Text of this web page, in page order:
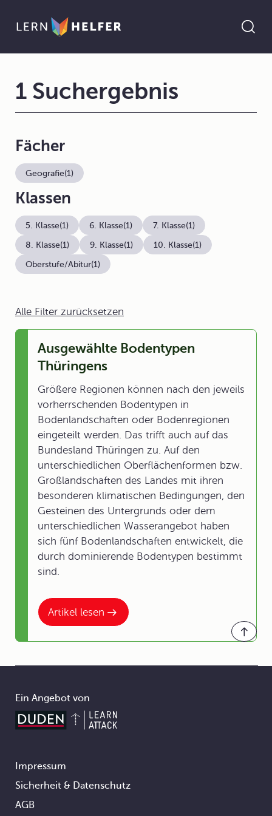
Alle Filter zurücksetzen
Artikel lesen
Ausgewählte Bodentypen
Thüringens
Größere Regionen können nach den jeweils
vorherrschenden Bodentypen in
Bodenlandschaften oder Bodenregionen
eingeteilt werden. Das trifft auch auf das
Bundesland Thüringen zu. Auf den
unterschiedlichen Oberflächenformen bzw.
Großlandschaften des Landes mit ihren
besonderen klimatischen Bedingungen, den
Gesteinen des Untergrunds oder dem
unterschiedlichen Wasserangebot haben
sich fünf Bodenlandschaften entwickelt, die
durch dominierende Bodentypen bestimmt
sind.
1 Suchergebnis
Fächer
Geografie(1)
Klassen
5. Klasse(1) 6. Klasse(1) 7. Klasse(1)
8. Klasse(1) 9. Klasse(1) 10. Klasse(1)
Oberstufe/Abitur(1)
Ein Angebot von
Footer
Impressum
Sicherheit & Datenschutz
AGB